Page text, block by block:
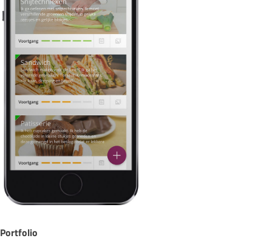
Portfolio